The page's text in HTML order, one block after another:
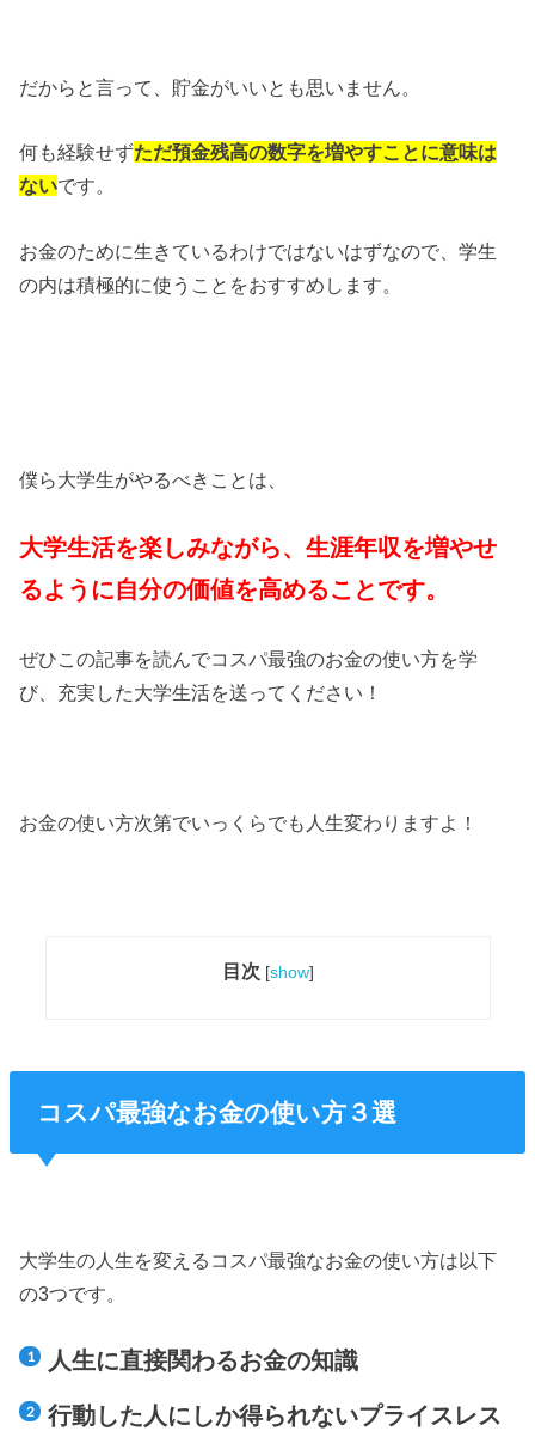
だからと言って、貯金がいいとも思いません。
何も経験せずただ預金残高の数字を増やすことに意味は
ないです。
お金のために生きているわけではないはずなので、学生
の内は積極的に使うことをおすすめします。
僕ら大学生がやるべきことは、
大学生活を楽しみながら、生涯年収を増やせ
るように自分の価値を高めることです。
ぜひこの記事を読んでコスパ最強のお金の使い方を学
び、充実した大学生活を送ってください！
お金の使い方次第でいっくらでも人生変わりますよ！
目次 [show]
コスパ最強なお金の使い方３選
大学生の人生を変えるコスパ最強なお金の使い方は以下
の3つです。
人生に直接関わるお金の知識
行動した人にしか得られないプライスレス